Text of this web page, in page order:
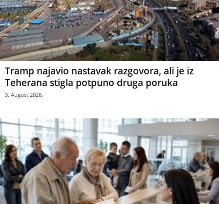
Tramp najavio nastavak razgovora, ali je iz
Teherana stigla potpuno druga poruka
3. August 2026.